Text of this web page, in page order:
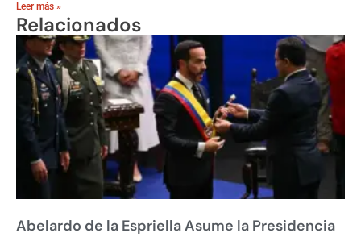
Leer más »
Relacionados
Abelardo de la Espriella Asume la Presidencia